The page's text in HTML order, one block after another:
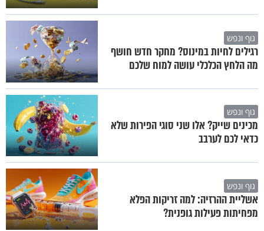
גוף ונפש
רגילים לחיות במינוס? מחקר חדש חושף
מה הלחץ הכלכלי עושה למוח שלכם
גוף ונפש
מכינים שייק? אלו שני סוגי הפירות שלא
כדאי לכם לערבב
גוף ונפש
אשליית ההרזיה: למה זריקות הפלא
מפחיתות פעילות גופנית?